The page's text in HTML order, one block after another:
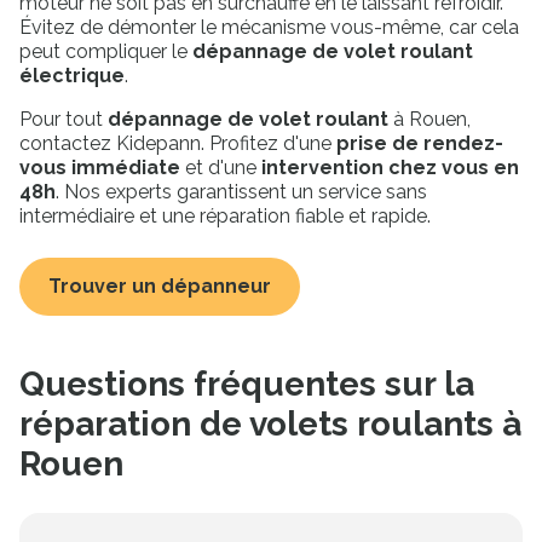
Saisissez le code postal du lieu
d’intervention
proches de chez vous
Évitez de démonter le mécanisme vous-même, car cela
peut compliquer le dépannage de volet roulant
électrique.
Pour tout dépannage de volet roulant à Rouen,
contactez Kidepann. Profitez d'une prise de rendez-
vous immédiate et d'une intervention chez vous en
48h. Nos experts garantissent un service sans
intermédiaire et une réparation fiable et rapide.
Trouver un dépanneur
Questions fréquentes sur la
réparation de volets roulants à
Rouen